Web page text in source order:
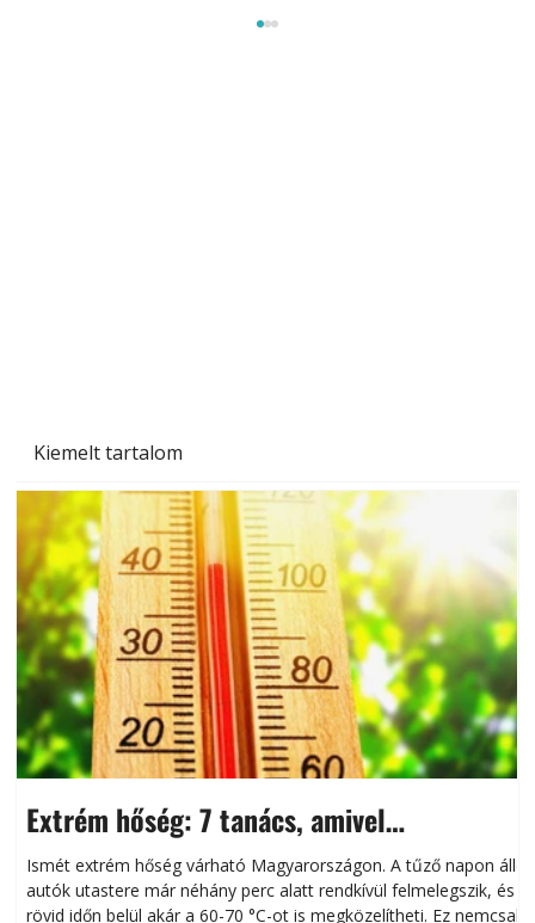
Kiemelt tartalom
Extrém hőség: 7 tanács, amivel
megóvhatjuk autónkat a nyári károktól
Ismét extrém hőség várható Magyarországon. A tűző napon álló
autók utastere már néhány perc alatt rendkívül felmelegszik, és
rövid időn belül akár a 60-70 °C-ot is megközelítheti. Ez nemcsak